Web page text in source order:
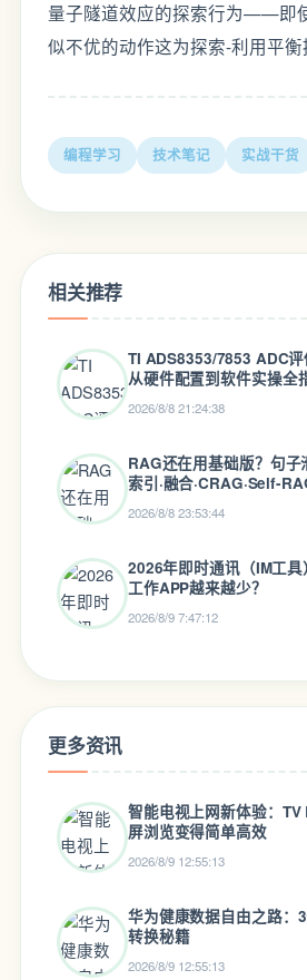
量子隧道效应的探索行为——即
似不优的动作这为探索-利用平衡
编程学习 技术笔记 实战干货
相关推荐
TI ADS8353/7853 ADC评
从硬件配置到软件实操全
2026/8/8 21:24:38
RAG还在用基础版？句子
索引·融合·CRAG·Self-
2026/8/8 23:53:44
2026年即时通讯（IM工
工作APP越来越少？
2026/8/9 7:47:12
更多资讯
智能电视上网新体验：
屏浏览变得简单高效
2026/8/9 12:55:13
华为健康数据自由之路：
转换秘籍
2026/8/9 12:55:13